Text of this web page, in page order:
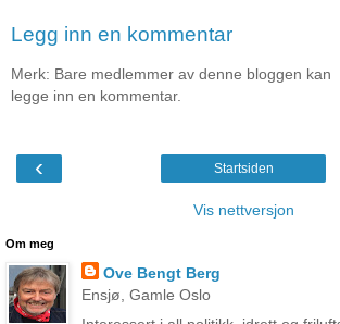
Legg inn en kommentar
Merk: Bare medlemmer av denne bloggen kan
legge inn en kommentar.
‹ Startsiden
Vis nettversjon
Om meg
Ove Bengt Berg
Ensjø, Gamle Oslo